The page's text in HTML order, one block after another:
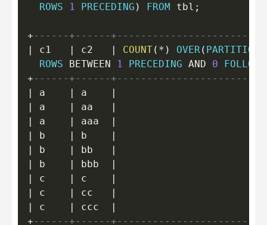
ROWS
1 PRECEDING ) FROM tbl ;
+------+------
|
c1 | c2 | COUNT( * ) OVER ( PARTITION
ROWS
BETWEEN 1 PRECEDING AND 0
+------+------
|
a | a
|
|
a | aa
|
|
a | aaa
|
|
b | b
|
|
b | bb
|
|
b | bbb
|
|
c | c
|
|
c | cc
|
|
c | ccc
|
+------+------